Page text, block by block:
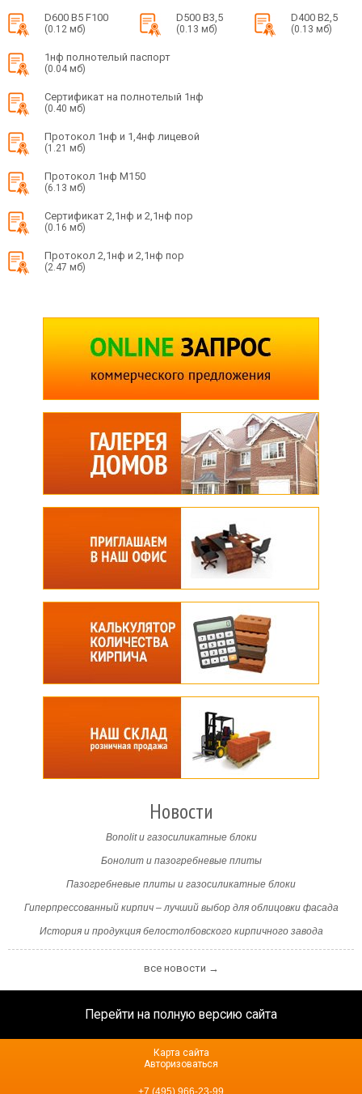
D600 B5 F100
(0.12 мб)
D500 B3,5
(0.13 мб)
D400 B2,5
(0.13 мб)
1нф полнотелый паспорт
(0.04 мб)
Сертификат на полнотелый 1нф
(0.40 мб)
Протокол 1нф и 1,4нф лицевой
(1.21 мб)
Протокол 1нф М150
(6.13 мб)
Сертификат 2,1нф и 2,1нф пор
(0.16 мб)
Протокол 2,1нф и 2,1нф пор
(2.47 мб)
Новости
Bonolit и газосиликатные блоки
Бонолит и пазогребневые плиты
Пазогребневые плиты и газосиликатные блоки
Гиперпрессованный кирпич – лучший выбор для облицовки фасада
История и продукция белостолбовского кирпичного завода
все новости →
Перейти на полную версию сайта
+7 (495) 966-23-99
Карта сайта
Авторизоваться